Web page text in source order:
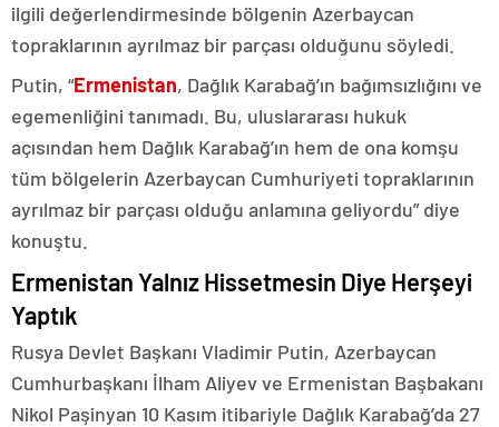
ilgili değerlendirmesinde bölgenin Azerbaycan
topraklarının ayrılmaz bir parçası olduğunu söyledi.
Putin, “Ermenistan, Dağlık Karabağ’ın bağımsızlığını ve
egemenliğini tanımadı. Bu, uluslararası hukuk
açısından hem Dağlık Karabağ’ın hem de ona komşu
tüm bölgelerin Azerbaycan Cumhuriyeti topraklarının
ayrılmaz bir parçası olduğu anlamına geliyordu” diye
konuştu.
Ermenistan Yalnız Hissetmesin Diye Herşeyi
Yaptık
Rusya Devlet Başkanı Vladimir Putin, Azerbaycan
Cumhurbaşkanı İlham Aliyev ve Ermenistan Başbakanı
Nikol Paşinyan 10 Kasım itibariyle Dağlık Karabağ’da 27